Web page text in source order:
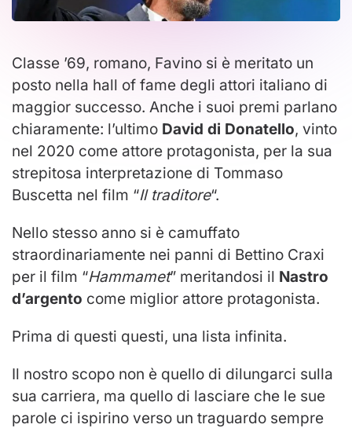
Classe ’69, romano, Favino si è meritato un
posto nella hall of fame degli attori italiano di
maggior successo. Anche i suoi premi parlano
chiaramente: l’ultimo David di Donatello, vinto
nel 2020 come attore protagonista, per la sua
strepitosa interpretazione di Tommaso
Buscetta nel film “Il traditore“.
Nello stesso anno si è camuffato
straordinariamente nei panni di Bettino Craxi
per il film “Hammamet” meritandosi il Nastro
d’argento come miglior attore protagonista.
Prima di questi questi, una lista infinita.
Il nostro scopo non è quello di dilungarci sulla
sua carriera, ma quello di lasciare che le sue
parole ci ispirino verso un traguardo sempre